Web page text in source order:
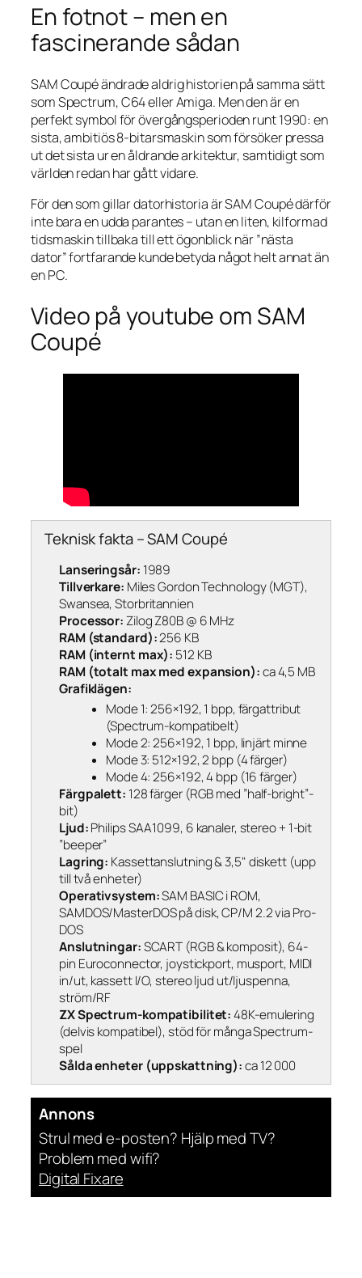
En fotnot – men en
fascinerande sådan
SAM Coupé ändrade aldrig historien på samma sätt
som Spectrum, C64 eller Amiga. Men den är en
perfekt symbol för övergångsperioden runt 1990: en
sista, ambitiös 8-bitarsmaskin som försöker pressa
ut det sista ur en åldrande arkitektur, samtidigt som
världen redan har gått vidare.
För den som gillar datorhistoria är SAM Coupé därför
inte bara en udda parantes – utan en liten, kilformad
tidsmaskin tillbaka till ett ögonblick när ”nästa
dator” fortfarande kunde betyda något helt annat än
en PC.
Video på youtube om SAM
Coupé
Teknisk fakta – SAM Coupé
Lanseringsår: 1989
Tillverkare: Miles Gordon Technology (MGT),
Swansea, Storbritannien
Processor:Zilog Z80B @ 6 MHz
RAM (standard):256 KB
RAM (internt max): 512 KB
RAM (totalt max med expansion):ca 4,5 MB
Grafiklägen:
Mode 1: 256×192, 1 bpp, färgattribut
(Spectrum-kompatibelt)
Mode 2: 256×192, 1 bpp, linjärt minne
Mode 3: 512×192, 2 bpp (4 färger)
Mode 4: 256×192, 4 bpp (16 färger)
Färgpalett: 128 färger (RGB med ”half-bright”-
bit)
Ljud:Philips SAA1099, 6 kanaler, stereo + 1-bit
”beeper”
Lagring: Kassettanslutning & 3,5" diskett (upp
till två enheter)
Operativsystem:SAM BASIC i ROM,
SAMDOS/MasterDOS på disk, CP/M 2.2 via Pro-
DOS
Anslutningar:SCART (RGB & komposit), 64-
pin Euroconnector, joystickport, musport, MIDI
in/ut, kassett I/O, stereo ljud ut/ljuspenna,
ström/RF
ZX Spectrum-kompatibilitet:48K-emulering
(delvis kompatibel), stöd för många Spectrum-
spel
Sålda enheter (uppskattning):ca 12 000
Annons
Strul med e-posten? Hjälp med TV?
Problem med wifi?
Digital Fixare